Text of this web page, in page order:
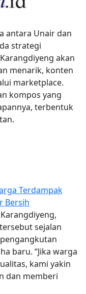
antara Unair dan
strategi
akan
menarik, konten
marketplace.
kompos yang
terbentuk
Terdampak
Bersih
sejalan
baru. “Jika warga
kami yakin
dan memberi